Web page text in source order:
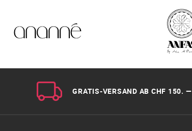
GRATIS-VERSAND AB CHF 150. —